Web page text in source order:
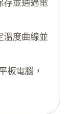
存並通過電
溫度曲線並
板電腦，